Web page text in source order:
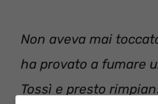
Non aveva mai
ha provato a fumare
Tossì e presto